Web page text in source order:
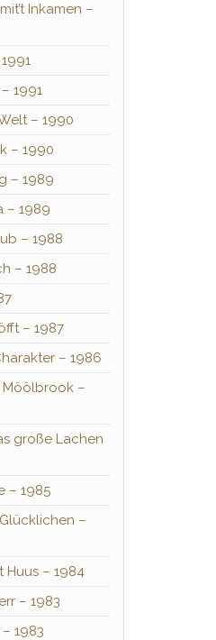
Inkamen –
1991
– 1990
– 1990
– 1989
– 1989
– 1988
– 1988
– 1987
– 1986
Möölbrook –
große Lachen
– 1985
–
Huus – 1984
– 1983
1983